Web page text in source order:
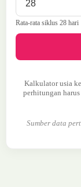
Rata-rata siklus 28 hari
Kalkulator usia
perhitungan
Sumber data